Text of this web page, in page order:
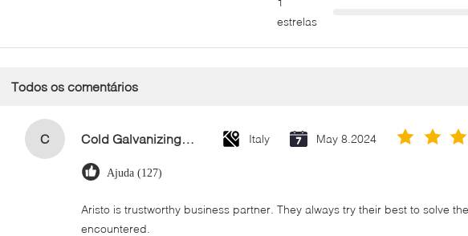
estrelas
Todos os comentários
C Cold Galvanizing Zinc Spray Paint 400ml Italy May 8.2024
Ajuda (127)
Aristo is trustworthy business partner. They always try their best to solve
encountered.